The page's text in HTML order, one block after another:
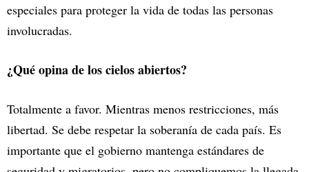
especiales para proteger la vida de todas las personas
involucradas.
¿Qué opina de los cielos abiertos?
Totalmente a favor. Mientras menos restricciones, más
libertad. Se debe respetar la soberanía de cada país. Es
importante que el gobierno mantenga estándares de